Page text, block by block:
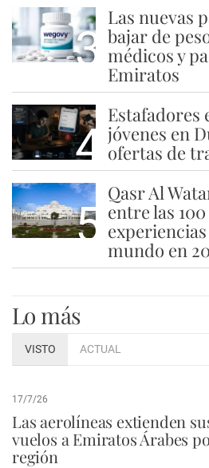
3
Las nuevas
bajar de
médicos y
Emiratos
4
Estafadores
jóvenes en
ofertas de
5
Qasr Al
entre las
mundo en
Lo más
VISTO ACTUAL
17/7/26
Las aerolíneas extienden
vuelos a Emiratos Árabes
región